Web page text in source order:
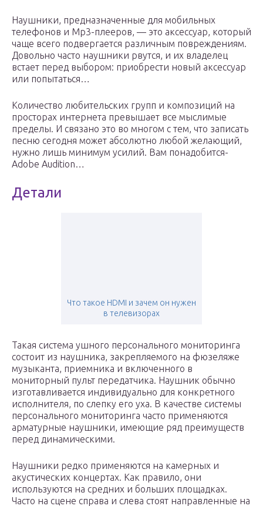
Наушники, предназначенные для мобильных
телефонов и Mp3-плееров, — это аксессуар, который
чаще всего подвергается различным повреждениям.
Довольно часто наушники рвутся, и их владелец
встает перед выбором: приобрести новый аксессуар
или попытаться…
Количество любительских групп и композиций на
просторах интернета превышает все мыслимые
пределы. И связано это во многом с тем, что записать
песню сегодня может абсолютно любой желающий,
нужно лишь минимум усилий. Вам понадобится-
Adobe Audition…
Детали
Что такое HDMI и зачем он нужен
в телевизорах
Такая система ушного персонального мониторинга
состоит из наушника, закрепляемого на фюзеляже
музыканта, приемника и включенного в
мониторный пульт передатчика. Наушник обычно
изготавливается индивидуально для конкретного
исполнителя, по слепку его уха. В качестве системы
персонального мониторинга часто применяются
арматурные наушники, имеющие ряд преимуществ
перед динамическими.
Наушники редко применяются на камерных и
акустических концертах. Как правило, они
используются на средних и больших площадках.
Часто на сцене справа и слева стоят направленные на